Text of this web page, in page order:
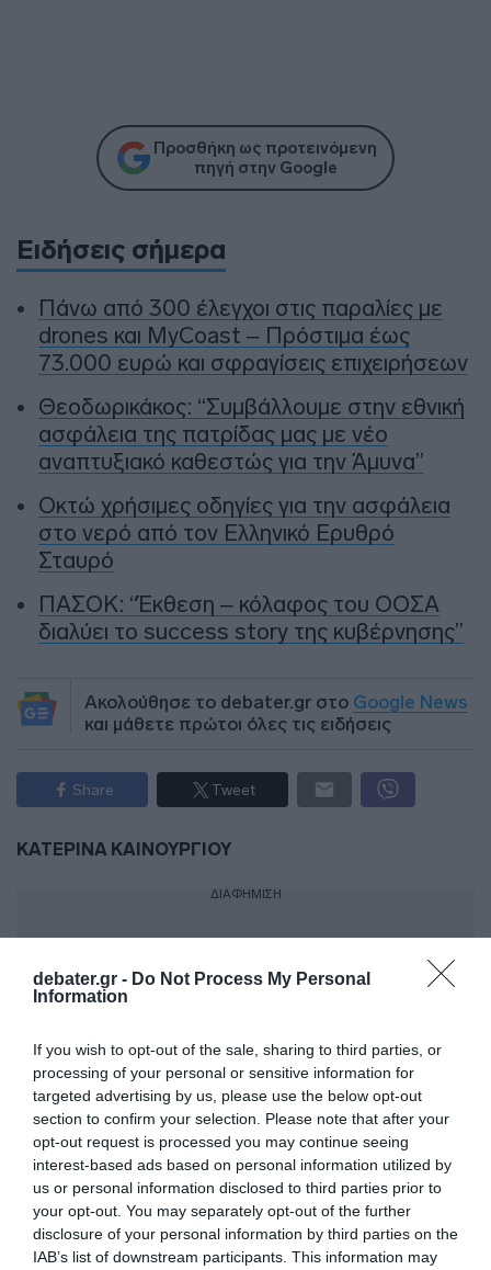
debater.gr - Do Not Process My Personal
Information
If you wish to opt-out of the sale, sharing to third parties, or
processing of your personal or sensitive information for
targeted advertising by us, please use the below opt-out
section to confirm your selection. Please note that after your
opt-out request is processed you may continue seeing
interest-based ads based on personal information utilized by
us or personal information disclosed to third parties prior to
your opt-out. You may separately opt-out of the further
disclosure of your personal information by third parties on the
IAB’s list of downstream participants. This information may
Προσθήκη ως προτεινόμενη
πηγή στην Google
Ειδήσεις σήμερα
Πάνω από 300 έλεγχοι στις παραλίες με
drones και MyCoast – Πρόστιμα έως
73.000 ευρώ και σφραγίσεις επιχειρήσεων
Θεοδωρικάκος: “Συμβάλλουμε στην εθνική
ασφάλεια της πατρίδας μας με νέο
αναπτυξιακό καθεστώς για την Άμυνα”
Οκτώ χρήσιμες οδηγίες για την ασφάλεια
στο νερό από τον Ελληνικό Ερυθρό
Σταυρό
ΠΑΣΟΚ: “Έκθεση – κόλαφος του ΟΟΣΑ
διαλύει το success story της κυβέρνησης”
Ακολούθησε το debater.gr στο Google News
και μάθετε πρώτοι όλες τις ειδήσεις
Share Tweet
ΚΑΤΕΡΙΝΑ ΚΑΙΝΟΥΡΓΙΟΥ
ΔΙΑΦΗΜΙΣΗ
ΣΧΟΛΙΑ